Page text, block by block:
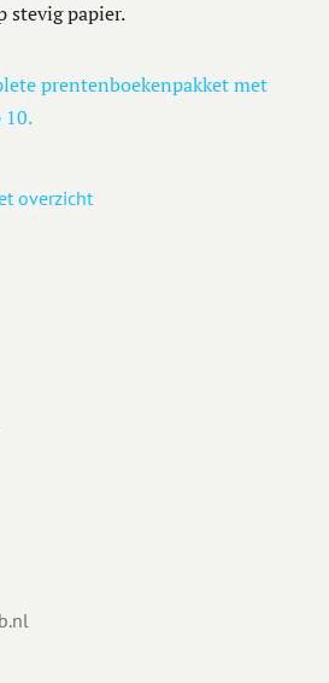
stevig papier.
prentenboekenpakket met
10.
overzicht